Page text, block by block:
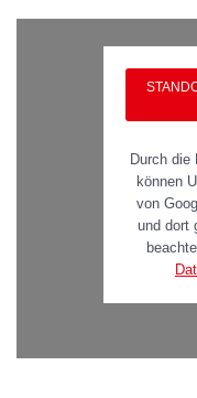
Durch die
können
von
und dort